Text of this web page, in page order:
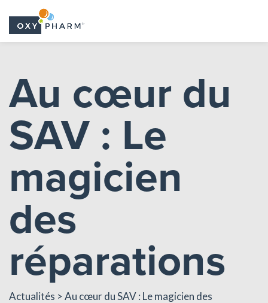
content
Au cœur du
SAV : Le
magicien
des
réparations
Actualités > Au cœur du SAV : Le magicien des